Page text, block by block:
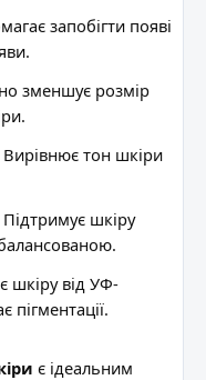
запобігти появі
зменшує розмір
Вирівнює тон шкіри
Підтримує шкіру
шкіру від УФ-
пігментації.
є ідеальним